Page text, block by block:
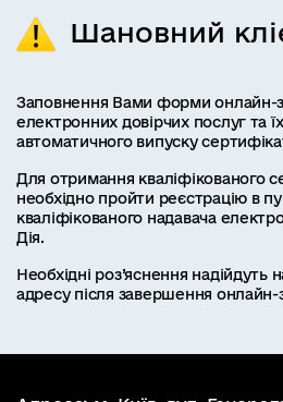
Шановний
Заповнення Вами форми онлайн-
електронних довірчих послуг та
автоматичного випуску
Для отримання кваліфікованого
необхідно пройти реєстрацію в
кваліфікованого надавача
Дія.
Необхідні роз’яснення
адресу після завершення